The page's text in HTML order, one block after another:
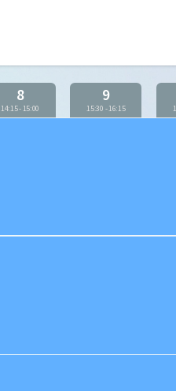
8
14:15-15:00
9
15:30 -16:15